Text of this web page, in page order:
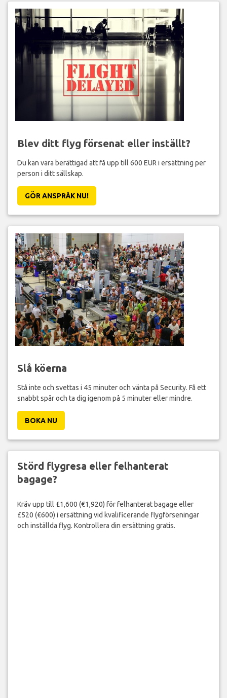
Blev ditt flyg försenat eller inställt?
Du kan vara berättigad att få upp till 600 EUR i ersättning per
person i ditt sällskap.
GÖR ANSPRÅK NU!
Slå köerna
Stå inte och svettas i 45 minuter och vänta på Security. Få ett
snabbt spår och ta dig igenom på 5 minuter eller mindre.
BOKA NU
Störd flygresa eller felhanterat
bagage?
Kräv upp till £1,600 (€1,920) för felhanterat bagage eller
£520 (€600) i ersättning vid kvalificerande flygförseningar
och inställda flyg. Kontrollera din ersättning gratis.